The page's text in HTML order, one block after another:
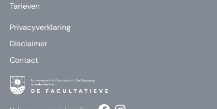
Tarieven
Privacyverklaring
Disclaimer
Contact